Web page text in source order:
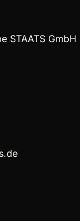
STAATS GmbH